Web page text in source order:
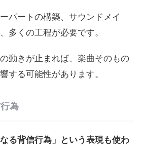
パートの構築、サウンドメイ
多くの工程が必要です。
動きが止まれば、楽曲そのもの
する可能性があります。
為
る背信行為」という表現も使わ